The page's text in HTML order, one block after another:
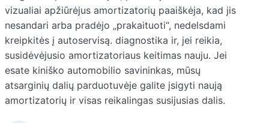
vizualiai apžiūrėjus amortizatorių paaiškėja, kad jis
nesandari arba pradėjo „prakaituoti“, nedelsdami
kreipkitės į autoservisą. diagnostika ir, jei reikia,
susidėvėjusio amortizatoriaus keitimas nauju. Jei
esate kiniško automobilio savininkas, mūsų
atsarginių dalių parduotuvėje galite įsigyti naują
amortizatorių ir visas reikalingas susijusias dalis.